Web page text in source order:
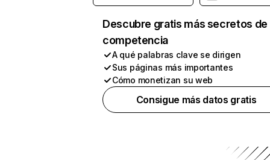
Descubre gratis más secretos de
competencia
A qué palabras clave se dirigen
Sus páginas más importantes
Cómo monetizan su web
Consigue más datos gratis